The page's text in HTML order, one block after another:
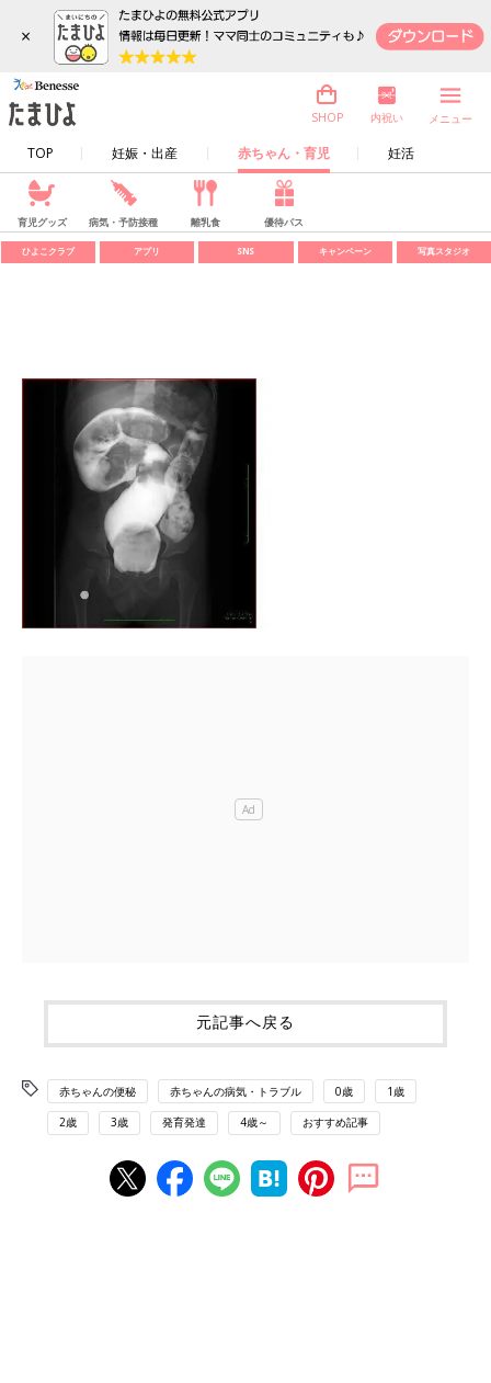
×
TOP 妊娠・出産 赤ちゃん・育児 妊活
SHOP 内祝い メニュー
育児グッズ 病気・予防接種 離乳食 優待パス
ひよこクラブ アプリ SNS キャンペーン 写真スタジオ
元記事へ戻る
赤ちゃんの便秘 赤ちゃんの病気・トラブル 0歳 1歳
2歳 3歳 発育発達 4歳～ おすすめ記事